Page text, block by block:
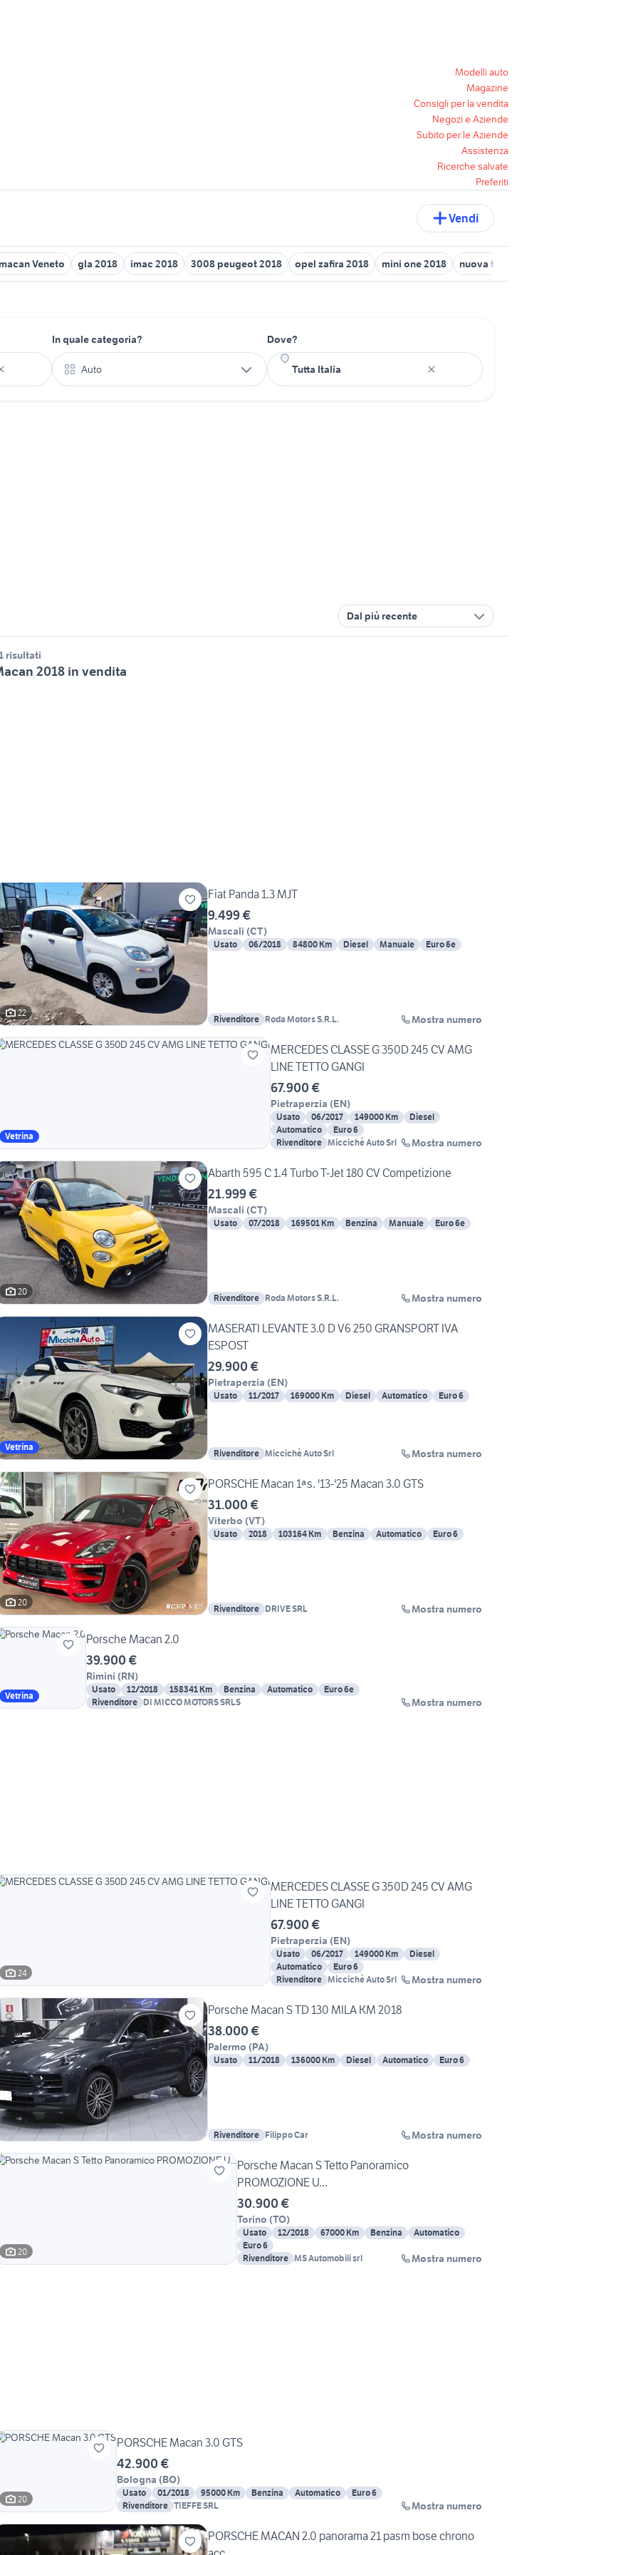
Modelli auto
Magazine
Consigli per la vendita
Negozi e Aziende
Subito per le Aziende
Assistenza
Ricerche salvate
Preferiti
Vendi
Veneto gla 2018 imac 2018 3008 peugeot 2018 opel zafira 2018 mini one 2018 nuova touran 2018
In quale categoria?
Auto
Dove?
Dal più recente
risultati
2018 in vendita
22
Fiat Panda 1.3 MJT
9.499 €
Mascali (CT)
Usato 06/2018 84800 Km Diesel Manuale Euro 6e
Rivenditore Roda Motors S.R.L. Mostra numero
Vetrina
MERCEDES CLASSE G 350D 245 CV AMG
LINE TETTO GANGI
67.900 €
Pietraperzia (EN)
Usato 06/2017 149000 Km
Diesel
Automatico
Euro 6
Rivenditore Miccichè Auto Srl Mostra numero
20
Abarth 595 C 1.4 Turbo T-Jet 180 CV Competizione
21.999 €
Mascali (CT)
Usato 07/2018 169501 Km Benzina Manuale Euro 6e
Rivenditore Roda Motors S.R.L. Mostra numero
Vetrina
MASERATI LEVANTE 3.0 D V6 250 GRANSPORT IVA
ESPOST
29.900 €
Pietraperzia (EN)
Usato 11/2017 169000 Km Diesel Automatico Euro 6
Rivenditore Miccichè Auto Srl Mostra numero
20
PORSCHE Macan 1ªs. '13-'25 Macan 3.0 GTS
31.000 €
Viterbo (VT)
Usato 2018 103164 Km Benzina Automatico Euro 6
Rivenditore DRIVE SRL Mostra numero
Vetrina
Porsche Macan 2.0
39.900 €
Rimini (RN)
Usato 12/2018 158341 Km Benzina Automatico
Euro 6e
Rivenditore DI MICCO MOTORS SRLS Mostra numero
24
MERCEDES CLASSE G 350D 245 CV AMG
LINE TETTO GANGI
67.900 €
Pietraperzia (EN)
Usato 06/2017 149000 Km
Diesel
Automatico
Euro 6
Rivenditore Miccichè Auto Srl Mostra numero
Porsche Macan S TD 130 MILA KM 2018
38.000 €
Palermo (PA)
Usato 11/2018 136000 Km Diesel Automatico Euro 6
Rivenditore Filippo Car Mostra numero
20
Porsche Macan S Tetto Panoramico
PROMOZIONE U...
30.900 €
Torino (TO)
Usato 12/2018 67000 Km Benzina
Automatico
Euro 6
Rivenditore MS Automobili srl Mostra numero
20
PORSCHE Macan 3.0 GTS
42.900 €
Bologna (BO)
Usato 01/2018 95000 Km Benzina Automatico
Euro 6
Rivenditore TIEFFE SRL Mostra numero
PORSCHE MACAN 2.0 panorama 21 pasm bose chrono